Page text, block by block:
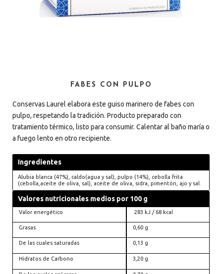
FABES CON PULPO
Conservas Laurel elabora este guiso marinero de fabes con
pulpo, respetando la tradición. Producto preparado con
tratamiento térmico, listo para consumir. Calentar al baño maría o
a fuego lento en otro recipiente.
Ingredientes
Alubia blanca (47%), caldo(agua y sal), pulpo (14%), cebolla frita
(cebolla,aceite de oliva, sal), aceite de oliva, sidra, pimentón, ajo y sal.
Valores nutricionales medios por 100 g
Valor energético 283 kJ / 68 kcal
Grasas 0,60 g
De las cuales saturadas 0,13 g
Hidratos de Carbono 3,20 g